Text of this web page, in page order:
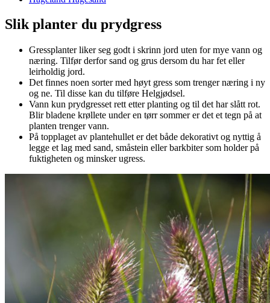
Slik planter du prydgress
Gressplanter liker seg godt i skrinn jord uten for mye vann og
næring. Tilfør derfor sand og grus dersom du har fet eller
leirholdig jord.
Det finnes noen sorter med høyt gress som trenger næring i ny
og ne. Til disse kan du tilføre Helgjødsel.
Vann kun prydgresset rett etter planting og til det har slått rot.
Blir bladene krøllete under en tørr sommer er det et tegn på at
planten trenger vann.
På topplaget av plantehullet er det både dekorativt og nyttig å
legge et lag med sand, småstein eller barkbiter som holder på
fuktigheten og minsker ugress.